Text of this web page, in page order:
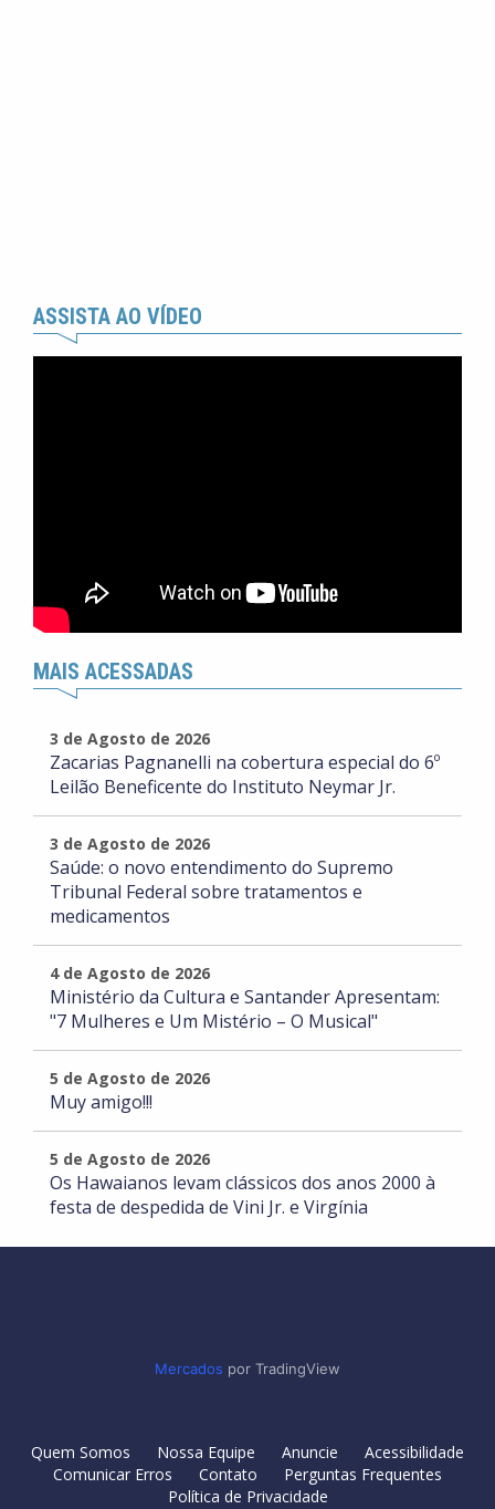
ASSISTA AO VÍDEO
MAIS ACESSADAS
3 de Agosto de 2026
Zacarias Pagnanelli na cobertura especial do 6º
Leilão Beneficente do Instituto Neymar Jr.
3 de Agosto de 2026
Saúde: o novo entendimento do Supremo
Tribunal Federal sobre tratamentos e
medicamentos
4 de Agosto de 2026
Ministério da Cultura e Santander Apresentam:
"7 Mulheres e Um Mistério – O Musical"
5 de Agosto de 2026
Muy amigo!!!
5 de Agosto de 2026
Os Hawaianos levam clássicos dos anos 2000 à
festa de despedida de Vini Jr. e Virgínia
Mercados por TradingView
Quem Somos Nossa Equipe Anuncie
Acessibilidade
Comunicar Erros
Contato
Perguntas Frequentes
Política de Privacidade